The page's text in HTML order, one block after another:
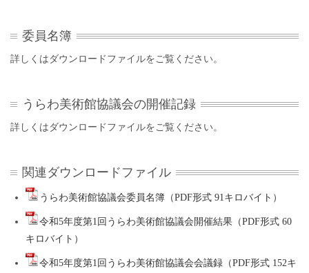
委員名簿
詳しくはダウンロードファイルをご覧ください。
うらわ美術館協議会の開催記録
詳しくはダウンロードファイルをご覧ください。
関連ダウンロードファイル
うらわ美術館協議会委員名簿（PDF形式 91キロバイト）
令和5年度第1回うらわ美術館協議会開催結果（PDF形式 60
キロバイト）
令和5年度第1回うらわ美術館協議会会議録（PDF形式 152キ